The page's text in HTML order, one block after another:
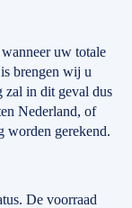
uw totale
brengen wij u
zal in dit geval dus
Nederland, of
worden gerekend.
De voorraad